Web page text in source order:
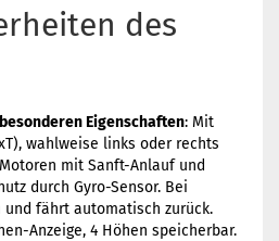
des
besonderen Eigenschaften: Mit
wahlweise links oder rechts
mit Sanft-Anlauf und
durch Gyro-Sensor. Bei
fährt automatisch zurück.
Anzeige, 4 Höhen speicherbar.